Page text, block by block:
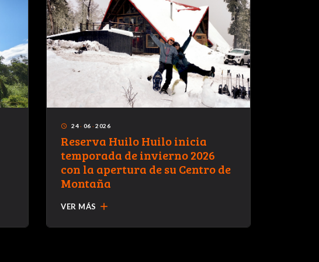
access_time 24· 06 · 2026
Reserva Huilo Huilo inicia
temporada de invierno 2026
con la apertura de su Centro de
Montaña
VER MÁS add